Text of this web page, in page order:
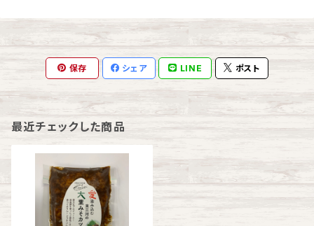
保存 シェア LINE ポスト
最近チェックした商品